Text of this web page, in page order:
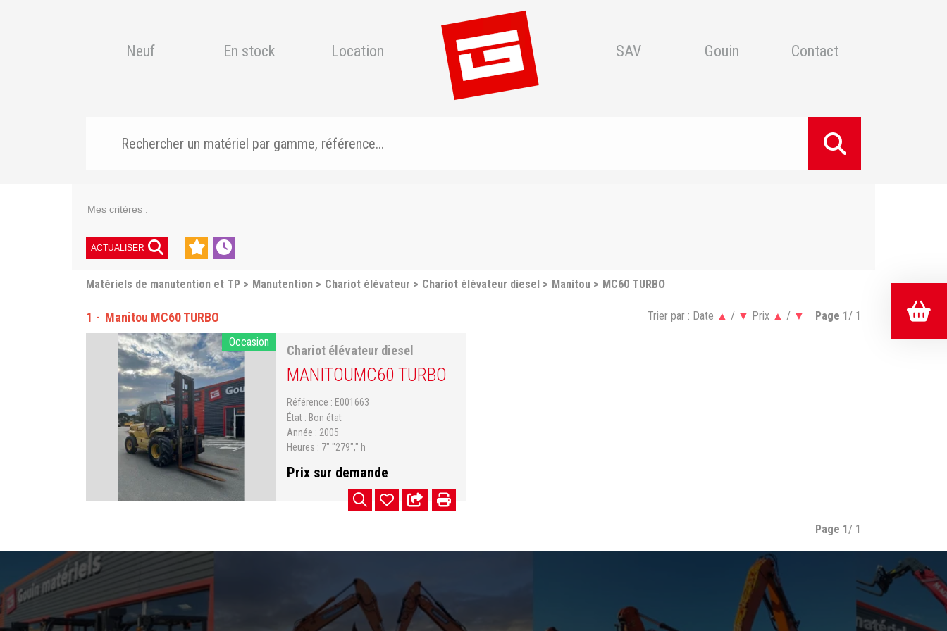
Neuf En stock Location SAV Gouin Contact
Mes critères :
ACTUALISER
Matériels de manutention et TP Manutention Chariot élévateur Chariot élévateur diesel Manitou MC60 TURBO
1 Manitou MC60 TURBO Trier par : Date ▲ / ▼ Prix ▲ / ▼ Page 1/ 1
Occasion
Chariot élévateur diesel
MANITOUMC60 TURBO
Référence
E001663
État
Bon état
Année
2005
Heures
7" "279"," h
Prix sur demande
Page 1/ 1